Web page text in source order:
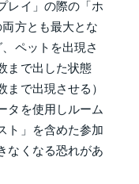
レイ」の際の「ホ
方とも最大とな
ペットを出現さ
まで出した状態
で出現させる）
タを使用しルーム
ト」を含めた参加
なくなる恐れがあ